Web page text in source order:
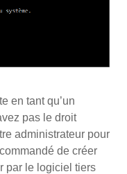
en tant qu’un
pas le droit
administrateur pour
de créer
par le logiciel tiers